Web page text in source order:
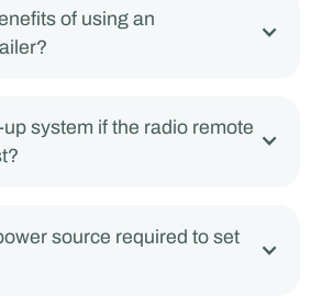
of using an
system if the radio remote
source required to set